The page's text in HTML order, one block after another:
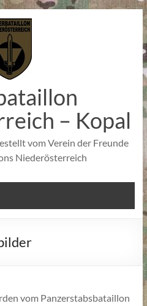
– Kopal
vom Verein der Freunde
Niederösterreich
vom Panzerstabsbataillon